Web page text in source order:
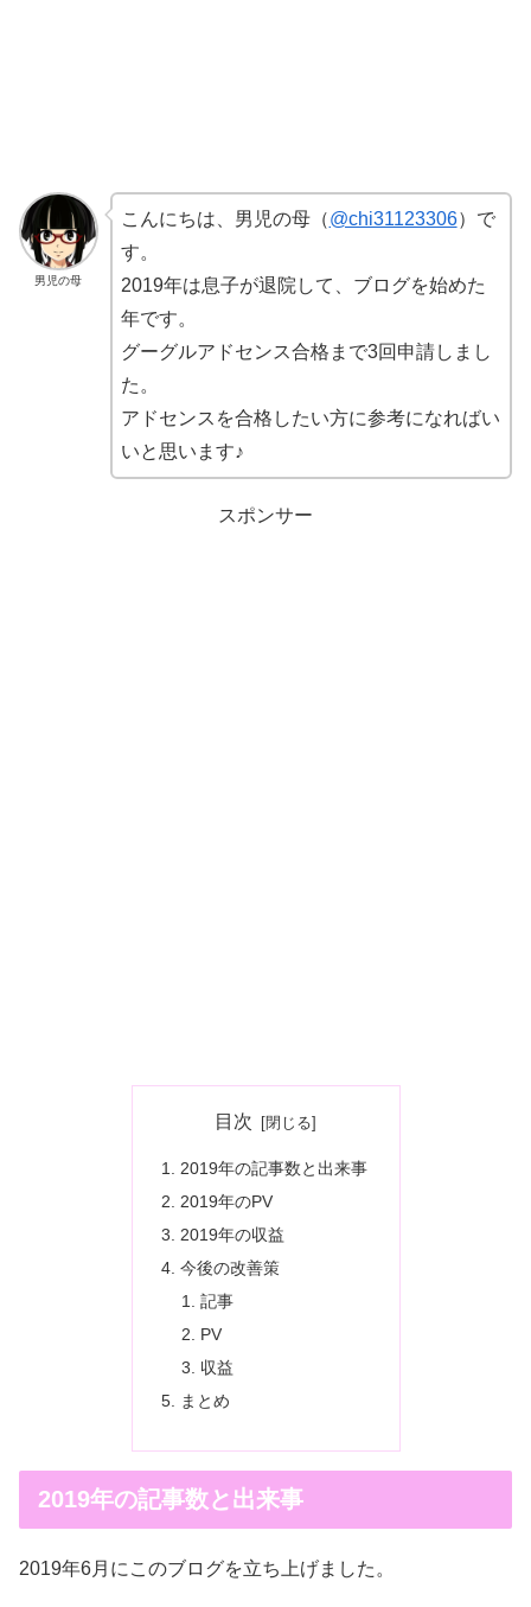
男児の母
こんにちは、男児の母（@chi31123306）で
す。
2019年は息子が退院して、ブログを始めた
年です。
グーグルアドセンス合格まで3回申請しまし
た。
アドセンスを合格したい方に参考になればい
いと思います♪
スポンサー
目次
2019年の記事数と出来事
2019年のPV
2019年の収益
今後の改善策
記事
PV
収益
まとめ
2019年の記事数と出来事
2019年6月にこのブログを立ち上げました。